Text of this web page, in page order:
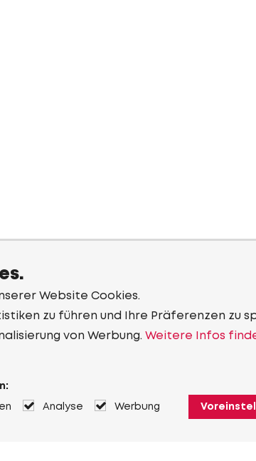
Website Cookies.
zu führen und Ihre Präferenzen zu
von Werbung. Weitere Infos
Analyse Werbung